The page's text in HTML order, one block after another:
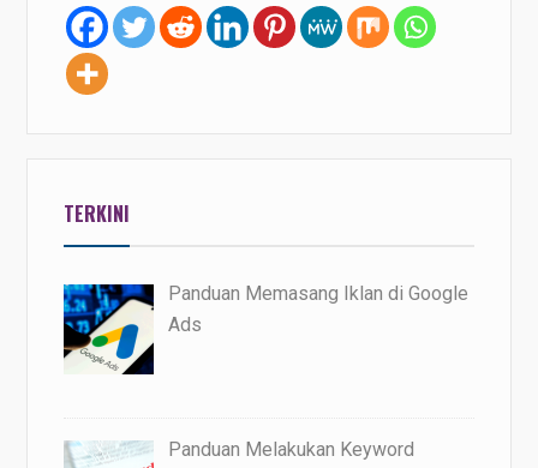
TERKINI
Panduan Memasang Iklan di Google
Ads
Panduan Melakukan Keyword